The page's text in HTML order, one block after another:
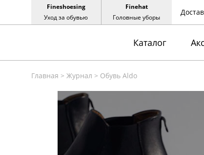
Fineshoesing
Уход за обувью
Finehat
Головные уборы
Каталог
Главная > Журнал > Обувь Aldo